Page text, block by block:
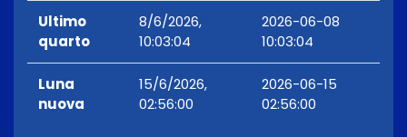
Ultimo
quarto
8/6/2026,
10:03:04
2026-06-08
10:03:04
Luna
nuova
15/6/2026,
02:56:00
2026-06-15
02:56:00